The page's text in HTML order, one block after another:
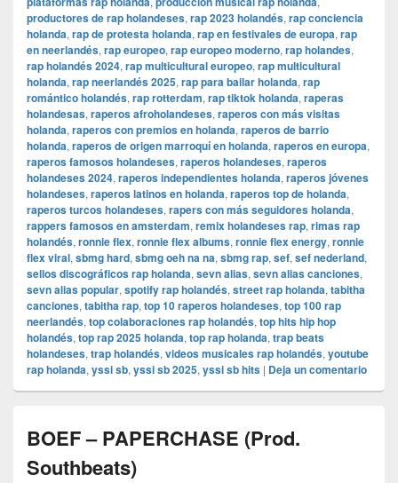
productores de rap holandeses, rap 2023 holandés, rap conciencia
holanda, rap de protesta holanda, rap en festivales de europa, rap
en neerlandés, rap europeo, rap europeo moderno, rap holandes,
rap holandés 2024, rap multicultural europeo, rap multicultural
holanda, rap neerlandés 2025, rap para bailar holanda, rap
romántico holandés, rap rotterdam, rap tiktok holanda, raperas
holandesas, raperos afroholandeses, raperos con más visitas
holanda, raperos con premios en holanda, raperos de barrio
holanda, raperos de origen marroquí en holanda, raperos en europa,
raperos famosos holandeses, raperos holandeses, raperos
holandeses 2024, raperos independientes holanda, raperos jóvenes
holandeses, raperos latinos en holanda, raperos top de holanda,
raperos turcos holandeses, rapers con más seguidores holanda,
rappers famosos en amsterdam, remix holandeses rap, rimas rap
holandés, ronnie flex, ronnie flex albums, ronnie flex energy, ronnie
flex viral, sbmg hard, sbmg oeh na na, sbmg rap, sef, sef nederland,
sellos discográficos rap holanda, sevn alias, sevn alias canciones,
sevn alias popular, spotify rap holandés, street rap holanda, tabitha
canciones, tabitha rap, top 10 raperos holandeses, top 100 rap
neerlandés, top colaboraciones rap holandés, top hits hip hop
holandés, top rap 2025 holanda, top rap holanda, trap beats
holandeses, trap holandés, videos musicales rap holandés, youtube
rap holanda, yssi sb, yssi sb 2025, yssi sb hits | Deja un comentario
BOEF – PAPERCHASE (Prod.
Southbeats)